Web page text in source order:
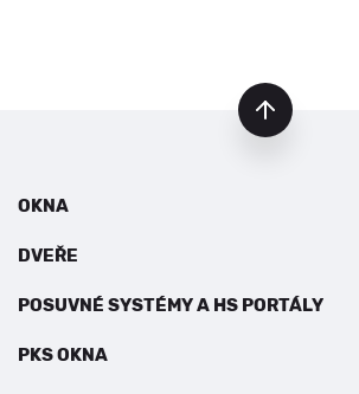
OKNA
DVEŘE
POSUVNÉ SYSTÉMY A HS PORTÁLY
PKS OKNA